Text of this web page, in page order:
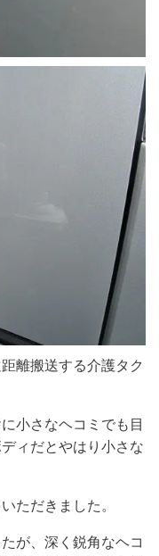
離搬送する介護タク
小さなヘコミでも目
ィだとやはり小さな
ただきました。
が、深く鋭角なヘコ